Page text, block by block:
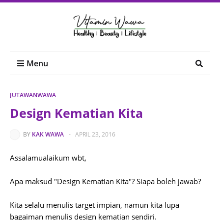
Menu
JUTAWANWAWA
Design Kematian Kita
BY KAK WAWA - APRIL 23, 2016
Assalamualaikum wbt,
Apa maksud "Design Kematian Kita"? Siapa boleh jawab?
Kita selalu menulis target impian, namun kita lupa
bagaiman menulis design kematian sendiri.